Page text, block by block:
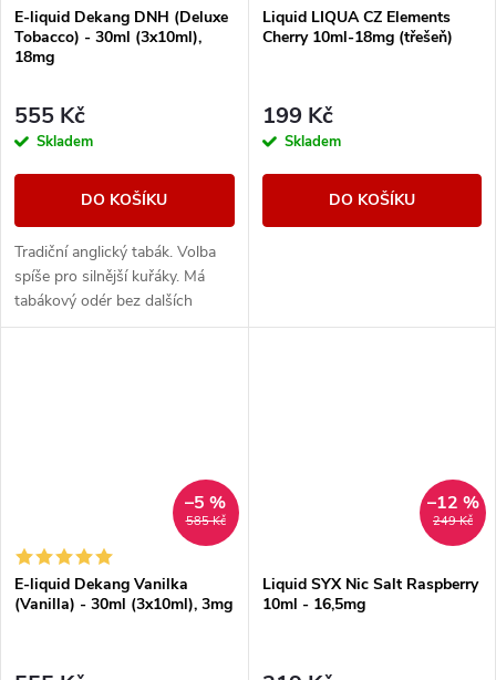
E-liquid Dekang DNH (Deluxe
Tobacco) - 30ml (3x10ml),
18mg
555 Kč
Skladem
DO KOŠÍKU
Tradiční anglický tabák. Volba
spíše pro silnější kuřáky. Má
tabákový odér bez dalších
aromatických prvků.
Liquid LIQUA CZ Elements
Cherry 10ml-18mg (třešeň)
199 Kč
Skladem
DO KOŠÍKU
585 Kč
–5 %
E-liquid Dekang Vanilka
(Vanilla) - 30ml (3x10ml), 3mg
249 Kč
–12 %
Liquid SYX Nic Salt Raspberry
10ml - 16,5mg